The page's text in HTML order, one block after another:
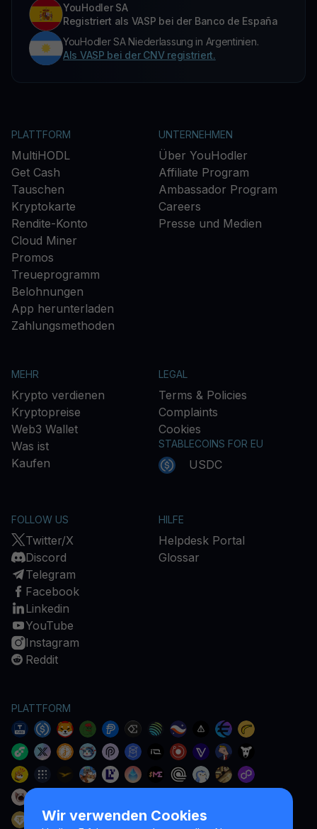
Wir verwenden Cookies
YouHodler SA
Registriert als VASP bei der Banco de España
YouHodler SA Niederlassung in Argentinien.
Als VASP bei der CNV registriert.
PLATTFORM
MultiHODL
Get Cash
Tauschen
Kryptokarte
Rendite-Konto
Cloud Miner
Promos
Treueprogramm
Belohnungen
App herunterladen
Zahlungsmethoden
UNTERNEHMEN
Über YouHodler
Affiliate Program
Ambassador Program
Careers
Presse und Medien
MEHR
Krypto verdienen
Kryptopreise
Web3 Wallet
Was ist
Kaufen
LEGAL
Terms & Policies
Complaints
Cookies
STABLECOINS FOR EU
USDC
FOLLOW US
Twitter/X
Discord
Telegram
Facebook
Linkedin
YouTube
Instagram
Reddit
HILFE
Helpdesk Portal
Glossar
PLATTFORM